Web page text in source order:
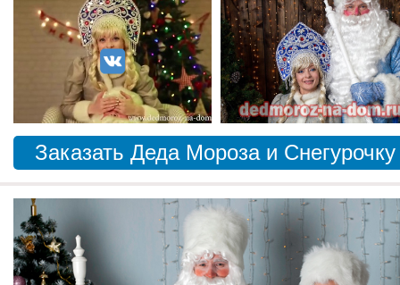
Заказать Деда Мороза и Снегурочку